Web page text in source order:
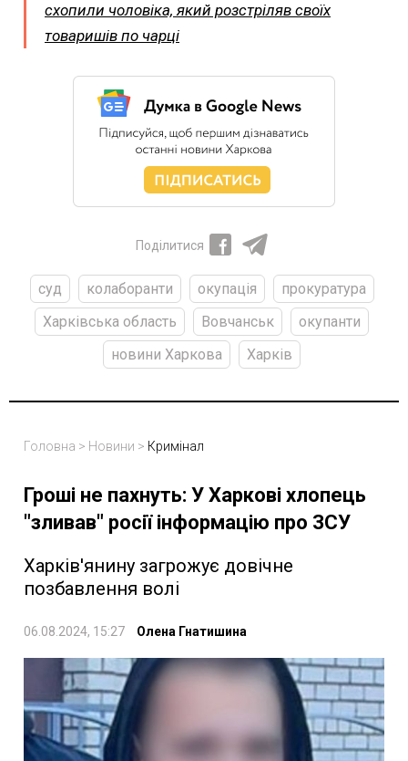
схопили чоловіка, який розстріляв своїх
товаришів по чарці
Поділитися
суд колаборанти окупація
прокуратура
Харківська область
Вовчанськ
окупанти
новини Харкова
Харків
Головна > Новини > Кримінал
Гроші не пахнуть: У Харкові хлопець
"зливав" росії інформацію про ЗСУ
Харків'янину загрожує довічне
позбавлення волі
06.08.2024, 15:27 Олена Гнатишина